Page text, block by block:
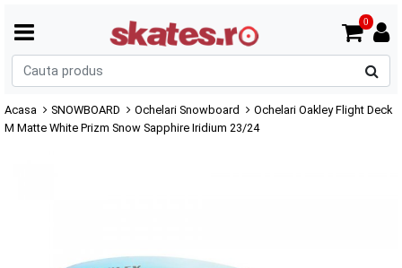
0
Acasa SNOWBOARD Ochelari Snowboard
Ochelari Oakley Flight Deck
M Matte White Prizm Snow Sapphire Iridium 23/24